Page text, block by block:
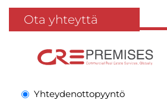
Ota yhteyttä
Yhteydenottopyyntö